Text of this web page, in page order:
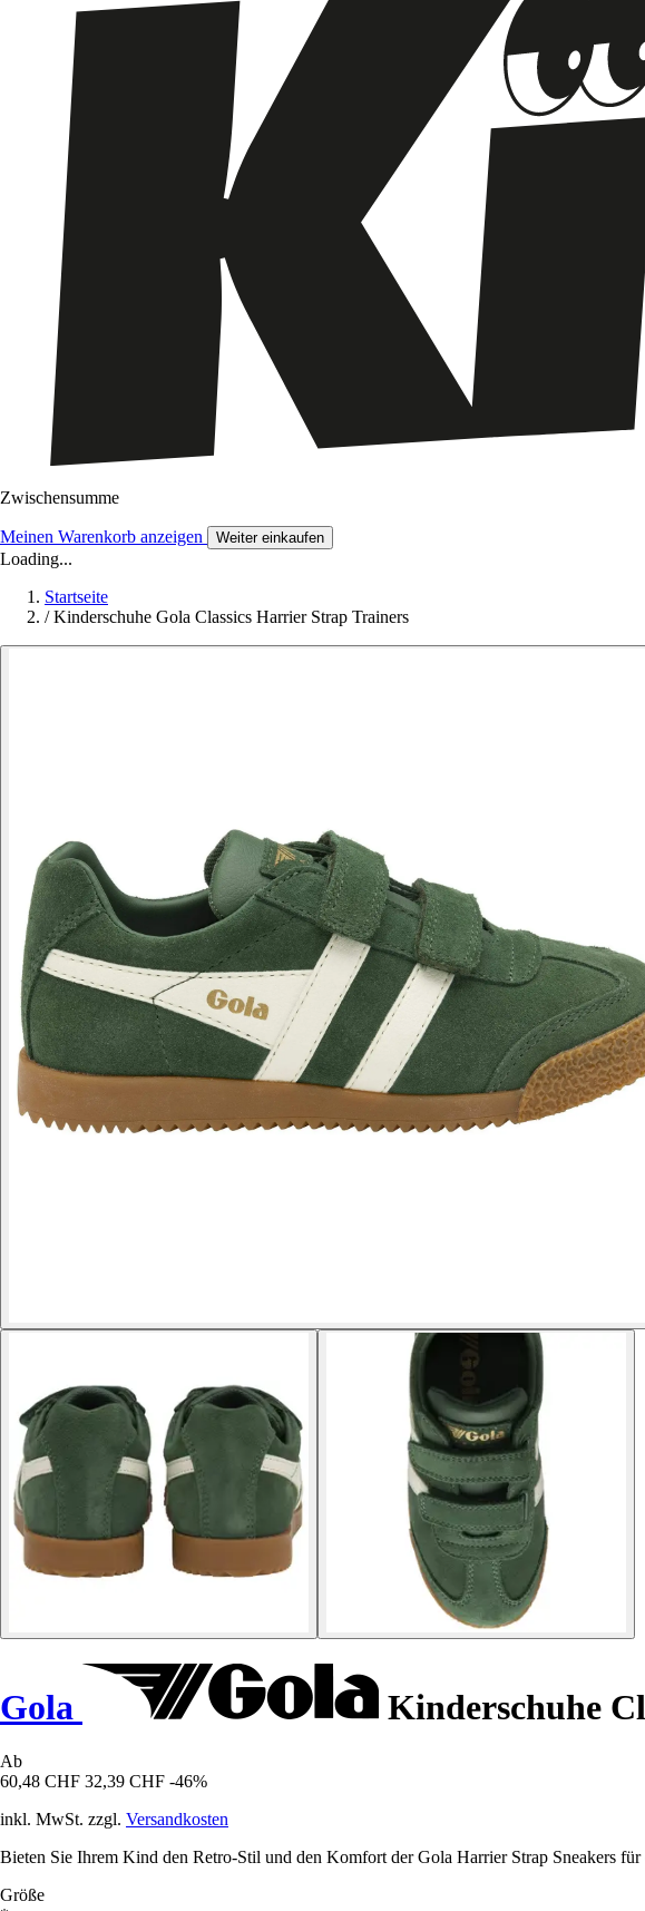
Zwischensumme
Meinen Warenkorb anzeigen Weiter einkaufen
Loading...
Startseite
/ Kinderschuhe Gola Classics Harrier Strap Trainers
Gola Kinderschuhe
Ab
60,48 CHF 32,39 CHF -46%
inkl. MwSt. zzgl. Versandkosten
Bieten Sie Ihrem Kind den Retro-Stil und den Komfort der Gola Harrier Strap Sneakers
Größe